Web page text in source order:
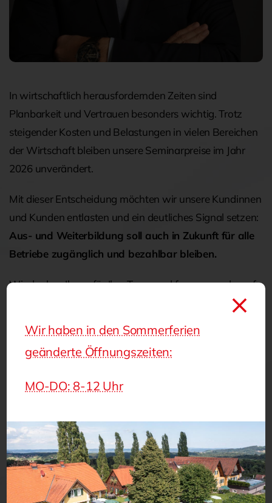
In wirtschaftlich herausfordernden Zeiten sind
Planbarkeit und Vertrauen besonders wichtig. Trotz
steigender Kosten und Belastungen in vielen Bereichen
der Wirtschaft bleiben unsere Seminarpreise im Jahr
2026 unverändert.
Mit dieser Entscheidung möchten wir unsere Kundinnen
und Kunden entlasten und ein deutliches Signal setzen:
Aus- und Weiterbildung soll auch in Zukunft für alle
Betriebe zugänglich und bezahlbar bleiben.
Wir danken Ihnen für Ihre Treue und freuen uns darauf,
Sie auch im kommenden Jahr in unseren Seminaren
Einfach teilen
Wir haben in den Sommerferien
geänderte Öffnungszeiten:
MO-DO: 8-12 Uhr